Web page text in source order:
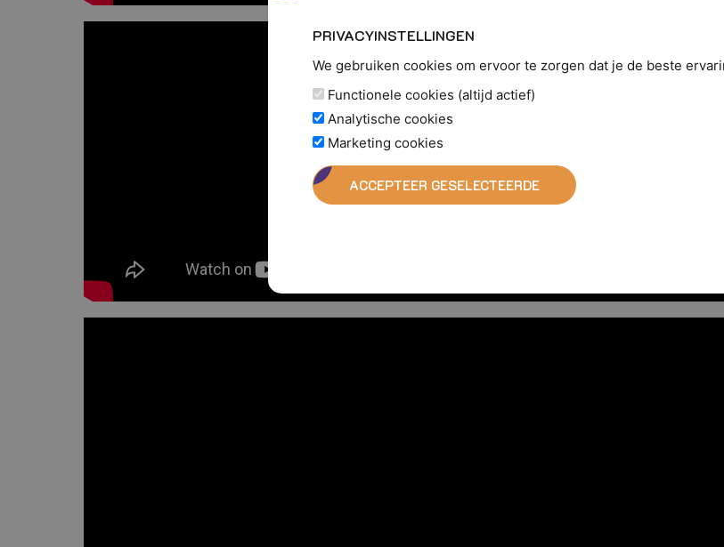
PRIVACYINSTELLINGEN
We gebruiken cookies om ervoor te zorgen dat je de beste
Functionele cookies (altijd actief)
Analytische cookies
Marketing cookies
ACCEPTEER GESELECTEERDE